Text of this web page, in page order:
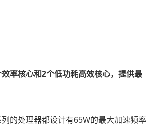
率核心和2个低功耗高效核心，提供最
的处理器都设计有65W的最大加速频率